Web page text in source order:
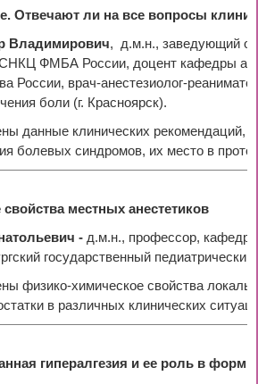
Отвечают ли на все вопросы
Владимирович, д.м.н., заведующий
ФМБА России, доцент кафедры
России, врач-анестезиолог-
боли (г. Красноярск).
данные клинических
болевых синдромов, их место в
местных анестетиков
- д.м.н., профессор,
государственный
физико-химическое свойства
в различных клинических
гипералгезия и ее роль в